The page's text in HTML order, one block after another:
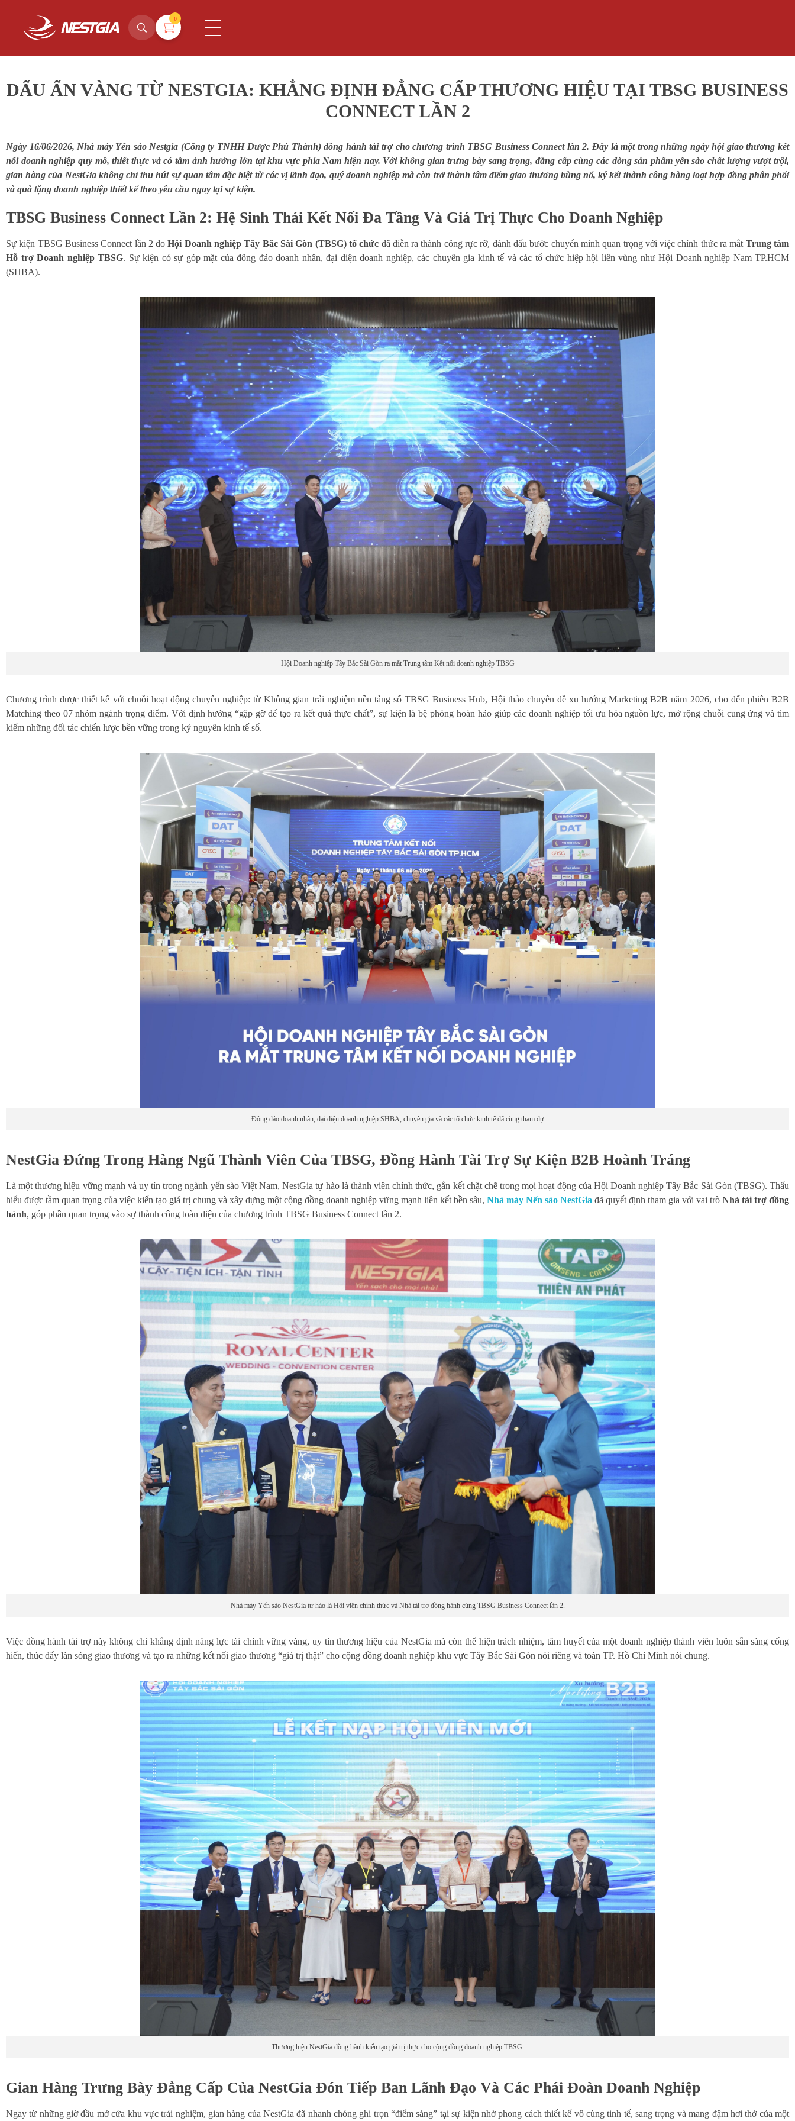
0
DẤU ẤN VÀNG TỪ NESTGIA: KHẲNG ĐỊNH ĐẲNG CẤP THƯƠNG HIỆU TẠI TBSG BUSINESS
CONNECT LẦN 2
Ngày 16/06/2026, Nhà máy Yến sào Nestgia (Công ty TNHH Dược Phú Thành) đồng hành tài trợ cho chương trình TBSG Business Connect lần 2. Đây là một trong những ngày hội giao thương kết
nối doanh nghiệp quy mô, thiết thực và có tầm ảnh hưởng lớn tại khu vực phía Nam hiện nay. Với không gian trưng bày sang trọng, đẳng cấp cùng các dòng sản phẩm yến sào chất lượng vượt trội,
gian hàng của NestGia không chỉ thu hút sự quan tâm đặc biệt từ các vị lãnh đạo, quý doanh nghiệp mà còn trở thành tâm điểm giao thương bùng nổ, ký kết thành công hàng loạt hợp đồng phân phối
và quà tặng doanh nghiệp thiết kế theo yêu cầu ngay tại sự kiện.
TBSG Business Connect Lần 2: Hệ Sinh Thái Kết Nối Đa Tầng Và Giá Trị Thực Cho Doanh Nghiệp
Sự kiện TBSG Business Connect lần 2 doHội Doanh nghiệp Tây Bắc Sài Gòn (TBSG) tổ chức đã diễn ra thành công rực rỡ, đánh dấu bước chuyển mình quan trọng với việc chính thức ra mắt Trung tâm
Hỗ trợ Doanh nghiệp TBSG. Sự kiện có sự góp mặt của đông đảo doanh nhân, đại diện doanh nghiệp, các chuyên gia kinh tế và các tổ chức hiệp hội liên vùng như Hội Doanh nghiệp Nam TP.HCM
(SHBA).
Hội Doanh nghiệp Tây Bắc Sài Gòn ra mắt Trung tâm Kết nối doanh nghiệp TBSG
Chương trình được thiết kế với chuỗi hoạt động chuyên nghiệp: từ Không gian trải nghiệm nền tảng số TBSG Business Hub, Hội thảo chuyên đề xu hướng Marketing B2B năm 2026, cho đến phiên B2B
Matching theo 07 nhóm ngành trọng điểm. Với định hướng “gặp gỡ để tạo ra kết quả thực chất”, sự kiện là bệ phóng hoàn hảo giúp các doanh nghiệp tối ưu hóa nguồn lực, mở rộng chuỗi cung ứng và tìm
kiếm những đối tác chiến lược bền vững trong kỷ nguyên kinh tế số.
Đông đảo doanh nhân, đại diện doanh nghiệp SHBA, chuyên gia và các tổ chức kinh tế đã cùng tham dự
NestGia Đứng Trong Hàng Ngũ Thành Viên Của TBSG, Đồng Hành Tài Trợ Sự Kiện B2B Hoành Tráng
Là một thương hiệu vững mạnh và uy tín trong ngành yến sào Việt Nam, NestGia tự hào là thành viên chính thức, gắn kết chặt chẽ trong mọi hoạt động của Hội Doanh nghiệp Tây Bắc Sài Gòn (TBSG). Thấu
hiểu được tầm quan trọng của việc kiến tạo giá trị chung và xây dựng một cộng đồng doanh nghiệp vững mạnh liên kết bền sâu, Nhà máy Nến sào NestGia đã quyết định tham gia với vai trò Nhà tài trợ đồng
hành, góp phần quan trọng vào sự thành công toàn diện của chương trình TBSG Business Connect lần 2.
Nhà máy Yến sào NestGia tự hào là Hội viên chính thức và Nhà tài trợ đồng hành cùng TBSG Business Connect lần 2.
Việc đồng hành tài trợ này không chỉ khẳng định năng lực tài chính vững vàng, uy tín thương hiệu của NestGia mà còn thể hiện trách nhiệm, tâm huyết của một doanh nghiệp thành viên luôn sẵn sàng cống
hiến, thúc đẩy làn sóng giao thương và tạo ra những kết nối giao thương “giá trị thật” cho cộng đồng doanh nghiệp khu vực Tây Bắc Sài Gòn nói riêng và toàn TP. Hồ Chí Minh nói chung.
Thương hiệu NestGia đồng hành kiến tạo giá trị thực cho cộng đồng doanh nghiệp TBSG.
Gian Hàng Trưng Bày Đẳng Cấp Của NestGia Đón Tiếp Ban Lãnh Đạo Và Các Phái Đoàn Doanh Nghiệp
Ngay từ những giờ đầu mở cửa khu vực trải nghiệm, gian hàng của NestGia đã nhanh chóng ghi trọn “điểm sáng” tại sự kiện nhờ phong cách thiết kế vô cùng tinh tế, sang trọng và mang đậm hơi thở của một